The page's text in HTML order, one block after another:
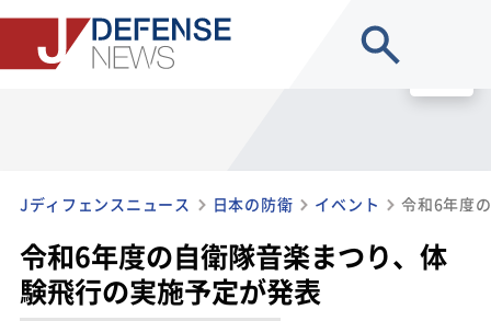
Jディフェンスニュース 日本の防衛 イベント
令和6年度の自衛隊音楽まつり、体
験飛行の実施予定が発表